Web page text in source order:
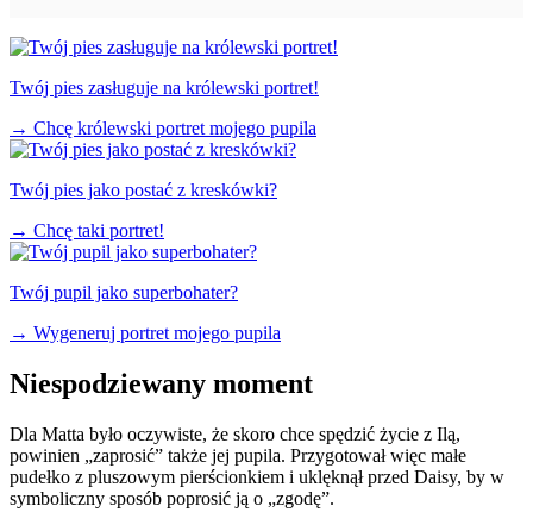
Twój pies zasługuje na królewski portret!
→ Chcę królewski portret mojego pupila
Twój pies jako postać z kreskówki?
→ Chcę taki portret!
Twój pupil jako superbohater?
→ Wygeneruj portret mojego pupila
Niespodziewany moment
Dla Matta było oczywiste, że skoro chce spędzić życie z Ilą,
powinien „zaprosić” także jej pupila. Przygotował więc małe
pudełko z pluszowym pierścionkiem i uklęknął przed Daisy, by w
symboliczny sposób poprosić ją o „zgodę”.